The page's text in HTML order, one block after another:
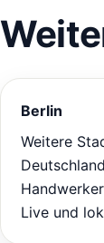
Berlin
Weitere
Live und